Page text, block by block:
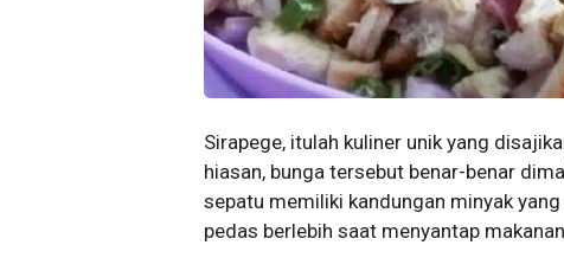
Sirapege, itulah kuliner unik yang
hiasan, bunga tersebut benar-benar
sepatu memiliki kandungan minyak
pedas berlebih saat menyantap